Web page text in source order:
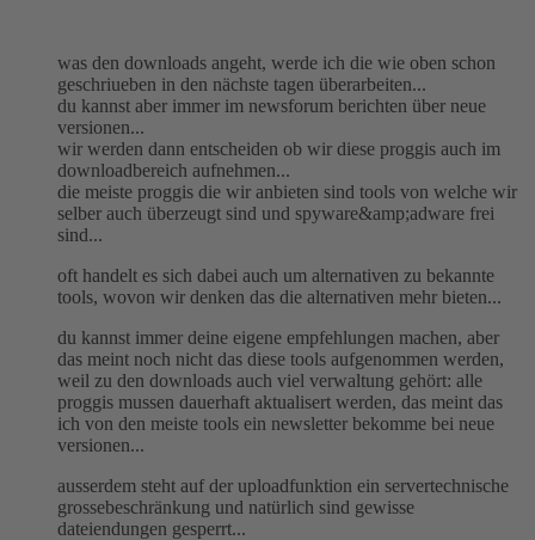
was den downloads angeht, werde ich die wie oben schon
geschriueben in den nächste tagen überarbeiten...
du kannst aber immer im newsforum berichten über neue
versionen...
wir werden dann entscheiden ob wir diese proggis auch im
downloadbereich aufnehmen...
die meiste proggis die wir anbieten sind tools von welche wir
selber auch überzeugt sind und spyware&amp;adware frei
sind...
oft handelt es sich dabei auch um alternativen zu bekannte
tools, wovon wir denken das die alternativen mehr bieten...
du kannst immer deine eigene empfehlungen machen, aber
das meint noch nicht das diese tools aufgenommen werden,
weil zu den downloads auch viel verwaltung gehört: alle
proggis mussen dauerhaft aktualisert werden, das meint das
ich von den meiste tools ein newsletter bekomme bei neue
versionen...
ausserdem steht auf der uploadfunktion ein servertechnische
grossebeschränkung und natürlich sind gewisse
dateiendungen gesperrt...